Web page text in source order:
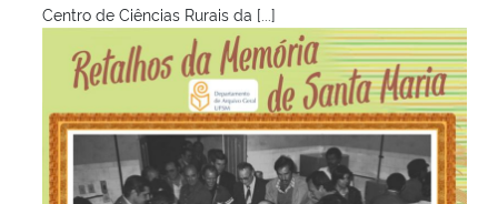
Centro de Ciências Rurais da [...]